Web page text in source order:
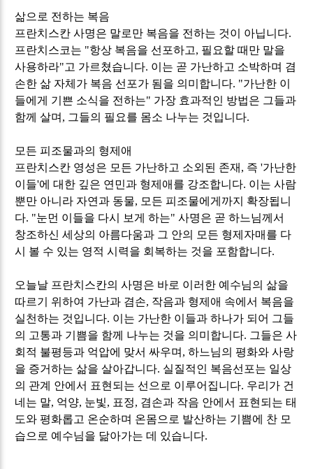
삶으로 전하는 복음
프란치스칸 사명은 말로만 복음을 전하는 것이 아닙니다.
프란치스코는 "항상 복음을 선포하고, 필요할 때만 말을
사용하라"고 가르쳤습니다. 이는 곧 가난하고 소박하며 겸
손한 삶 자체가 복음 선포가 됨을 의미합니다. "가난한 이
들에게 기쁜 소식을 전하는" 가장 효과적인 방법은 그들과
함께 살며 , 그들의 필요를 몸소 나누는 것입니다.
모든 피조물과의 형제애
프란치스칸 영성은 모든 가난하고 소외된 존재 , 즉'가난한
이들'에 대한 깊은 연민과 형제애를 강조합니다. 이는 사람
뿐만 아니라 자연과 동물, 모든 피조물에게까지 확장됩니
다. "눈먼 이들을 다시 보게 하는"사명은 곧 하느님께서
창조하신 세상의 아름다움과 그 안의 모든 형제자매를 다
시 볼 수 있는 영적 시력을 회복하는 것을 포함합니다.
오늘날 프란치스칸의 사명은 바로 이러한 예수님의 삶을
따르기 위하여 가난과 겸손, 작음과 형제애 속에서 복음을
실천하는 것입니다. 이는 가난한 이들과 하나가 되어 그들
의 고통과 기쁨을 함께 나누는 것을 의미합니다. 그들은 사
회적 불평등과 억압에 맞서 싸우며 ,하느님의 평화와 사랑
을 증거하는 삶을 살아갑니다. 실질적인 복음선포는 일상
의 관계 안에서 표현되는 선으로 이루어집니다. 우리가 건
네는 말, 억양, 눈빛, 표정, 겸손과 작음 안에서 표현되는 태
도와 평화롭고 온순하며 온몸으로 발산하는 기쁨에 찬 모
습으로 예수님을 닮아가는 데 있습니다.